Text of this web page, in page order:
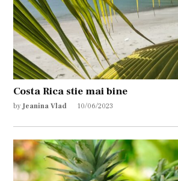
Costa Rica stie mai bine
by Jeanina Vlad 10/06/2023